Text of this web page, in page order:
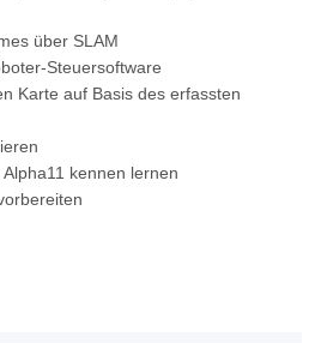
über SLAM
Steuersoftware
Karte auf Basis des erfassten
kennen lernen